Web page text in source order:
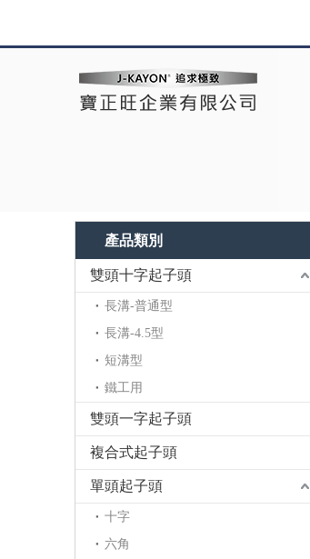
產品類別
雙頭十字起子頭
長溝-普通型
長溝-4.5型
短溝型
鐵工用
雙頭一字起子頭
複合式起子頭
單頭起子頭
十字
六角